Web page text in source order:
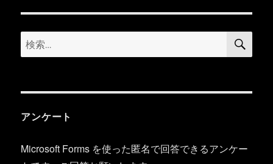
検
索:
検
アンケート
Microsoft Forms を使った匿名で回答できるアンケー